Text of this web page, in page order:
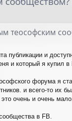
теософским
публикации и
и который я купил
форума я
и всего-то их
очень и очень
в FB.